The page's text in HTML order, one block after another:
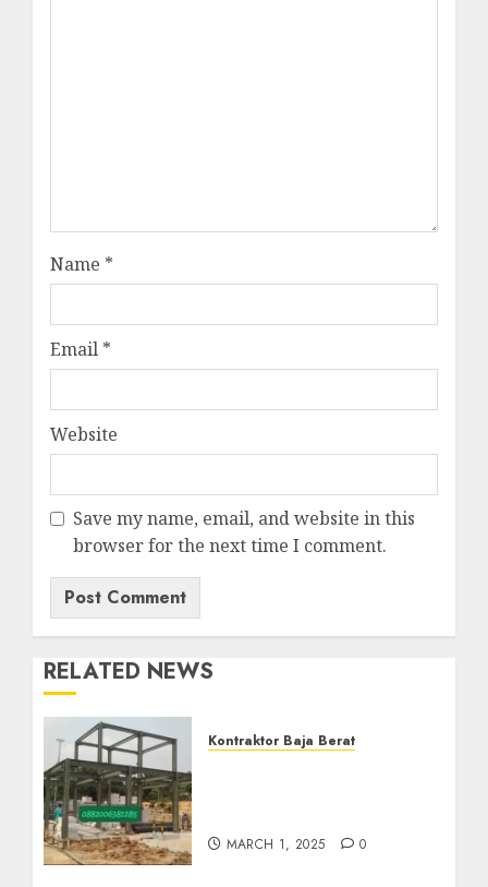
Name *
Email *
Website
Save my name, email, and website in this
browser for the next time I comment.
RELATED NEWS
Kontraktor Baja Berat
MARCH 1, 2025 0